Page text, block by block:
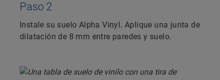
Paso 2
Instale su suelo Alpha Vinyl. Aplique una junta de
dilatación de 8 mm entre paredes y suelo.